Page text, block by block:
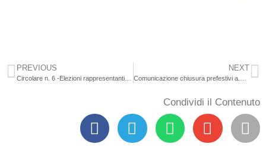
PREVIOUS NEXT
Condividi il Contenuto